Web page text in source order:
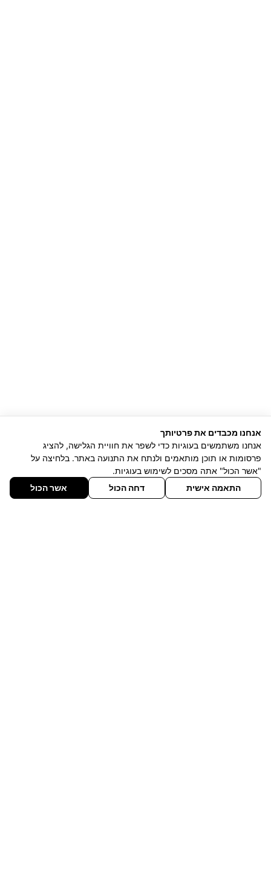
אנחנו מכבדים את פרטיותך
אנחנו משתמשים בעוגיות כדי לשפר את חוויית הגלישה, להציג
פרסומות או תוכן מותאמים ולנתח את התנועה באתר. בלחיצה על
"אשר הכול" אתה מסכים לשימוש בעוגיות.
התאמה אישית
דחה הכול אשר הכול